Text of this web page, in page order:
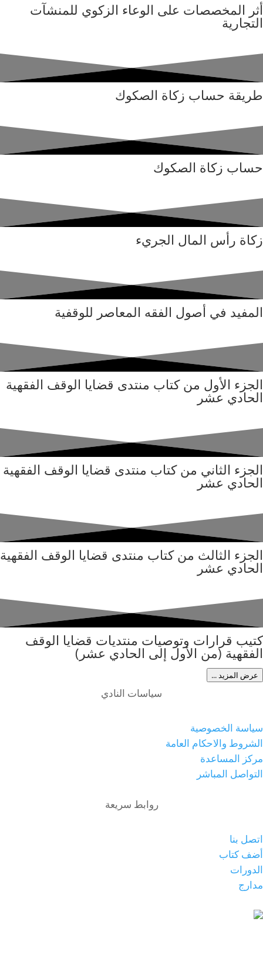
أثر المخصصات على الوعاء الزكوي للمنشآت
التجارية
طريقة حساب زكاة الصكوك
حساب زكاة الصكوك
زكاة رأس المال الجريء
المفيد في أصول الفقه المعاصر للوقفية
الجزء الأول من كتاب منتدى قضايا الوقف الفقهية
الحادي عشر
الجزء الثاني من كتاب منتدى قضايا الوقف الفقهية
الحادي عشر
الجزء الثالث من كتاب منتدى قضايا الوقف الفقهية
الحادي عشر
كتيب قرارات وتوصيات منتديات قضايا الوقف
الفقهية (من الأول إلى الحادي عشر)
عرض المزيد ...
سياسات النادي
سياسة الخصوصية
الشروط والاحكام العامة
مركز المساعدة
التواصل المباشر
روابط سريعة
اتصل بنا
أضف كتاب
الدورات
مدارج